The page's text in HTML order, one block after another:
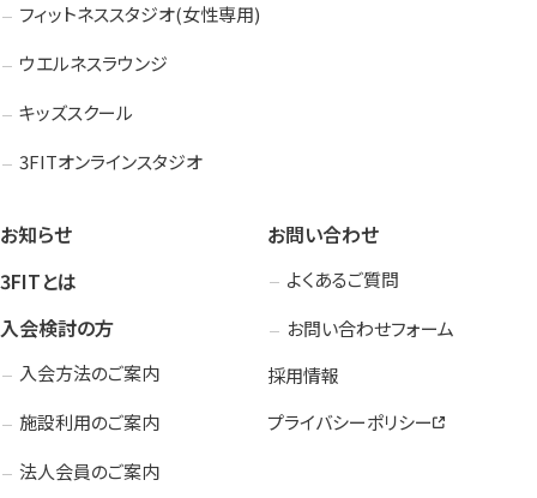
公式SNSアカウント
フィットネススタジオ(女性専用)
ウエルネスラウンジ
キッズスクール
3FITオンラインスタジオ
お知らせ
3FITとは
入会検討の方
入会方法のご案内
施設利用のご案内
法人会員のご案内
お問い合わせ
よくあるご質問
お問い合わせフォーム
採用情報
プライバシーポリシー